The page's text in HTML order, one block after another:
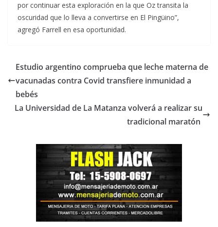
por continuar esta exploración en la que Oz transita la
oscuridad que lo lleva a convertirse en El Pingüino”,
agregó Farrell en esa oportunidad.
Estudio argentino comprueba que leche materna de
vacunadas contra Covid transfiere inmunidad a
bebés
La Universidad de La Matanza volverá a realizar su
tradicional maratón